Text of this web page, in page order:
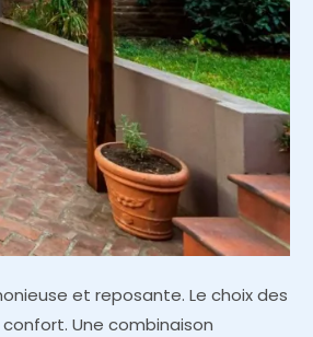
et reposante. Le choix des
Une combinaison